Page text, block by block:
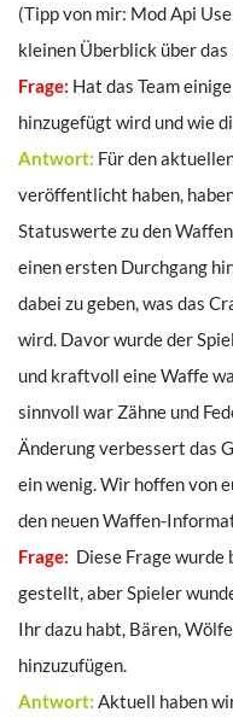
(Tipp von mir: Mod Api
kleinen Überblick über
Frage: Hat das Team
hinzugefügt wird und wie
Antwort: Für den
veröffentlicht haben,
Statuswerte zu den
einen ersten Durchgang
dabei zu geben, was das
wird. Davor wurde der
und kraftvoll eine Waffe
sinnvoll war Zähne und
Änderung verbessert das
ein wenig. Wir hoffen von
den neuen Waffen-
Frage: Diese Frage
gestellt, aber Spieler
Ihr dazu habt, Bären,
hinzuzufügen.
Antwort: Aktuell haben